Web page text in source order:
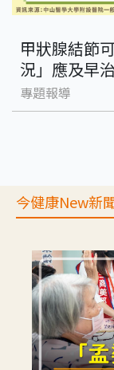
甲狀腺結節
況」應及早
專題報導
今健康New新